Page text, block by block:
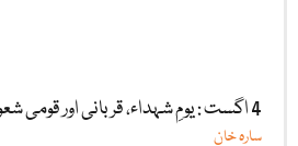
4 اگست : یومِ شہداء، قربانی اور قومی شعور کا دن
سارہ خان